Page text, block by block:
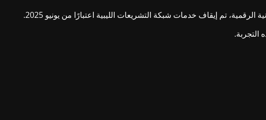
تم إيقاف خدمات شبكة التشريعات الليبية اعتبارًا من يونيو 2025.